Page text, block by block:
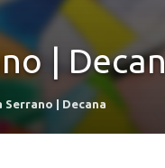
|
Serrano | Decana